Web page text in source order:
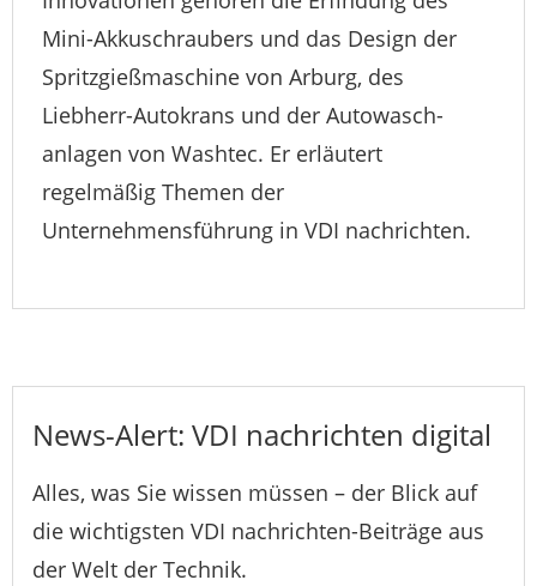
Mini-Akkuschraubers und das Design der
Spritzgießmaschine von Arburg, des
Liebherr-Autokrans und der Autowasch­
anlagen von Washtec. Er erläutert
regelmäßig Themen der
Unternehmensführung in VDI nachrichten.
News-Alert: VDI nachrichten digital
Alles, was Sie wissen müssen – der Blick auf
die wichtigsten VDI nachrichten-Beiträge aus
der Welt der Technik.